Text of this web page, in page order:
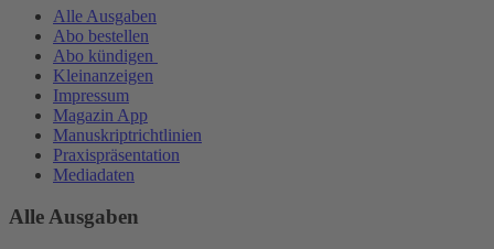
Alle Ausgaben
Abo bestellen
Abo kündigen
Kleinanzeigen
Impressum
Magazin App
Manuskriptrichtlinien
Praxispräsentation
Mediadaten
Alle Ausgaben